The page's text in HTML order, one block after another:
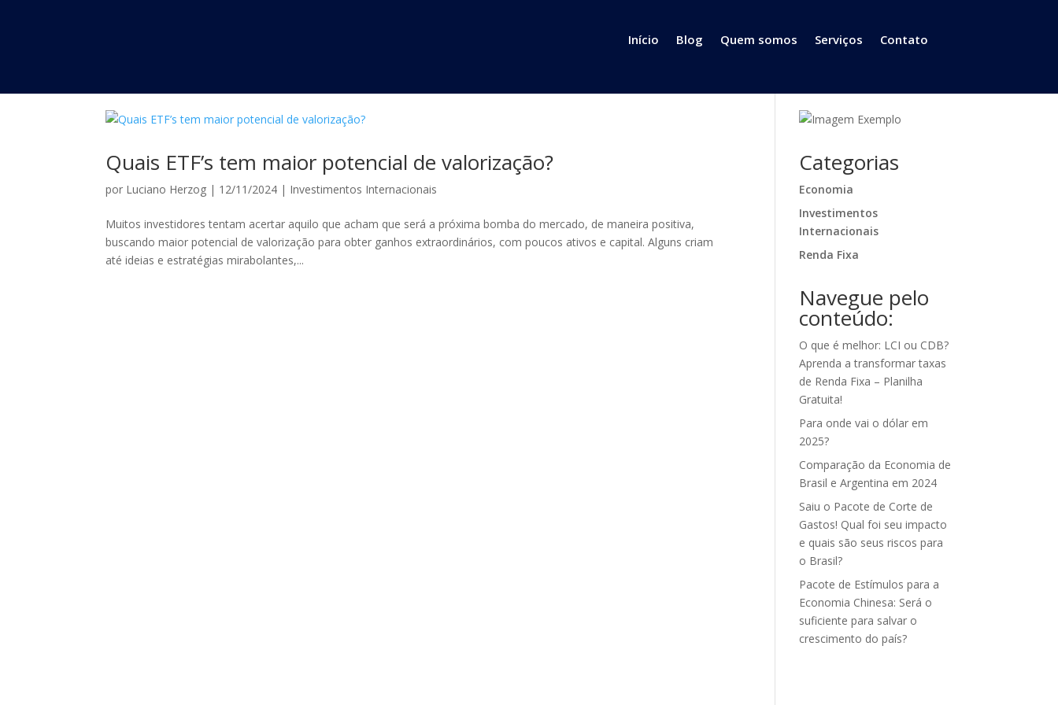
Início Blog Quem somos Serviços Contato
Quais ETF’s tem maior potencial de valorização?
por Luciano Herzog | 12/11/2024 | Investimentos Internacionais
Muitos investidores tentam acertar aquilo que acham que será a próxima bomba do mercado, de maneira positiva,
buscando maior potencial de valorização para obter ganhos extraordinários, com poucos ativos e capital. Alguns criam
até ideias e estratégias mirabolantes,...
Categorias
Economia
Investimentos
Internacionais
Renda Fixa
Navegue pelo
conteúdo:
O que é melhor: LCI ou CDB?
Aprenda a transformar taxas
de Renda Fixa – Planilha
Gratuita!
Para onde vai o dólar em
2025?
Comparação da Economia de
Brasil e Argentina em 2024
Saiu o Pacote de Corte de
Gastos! Qual foi seu impacto
e quais são seus riscos para
o Brasil?
Pacote de Estímulos para a
Economia Chinesa: Será o
suficiente para salvar o
crescimento do país?